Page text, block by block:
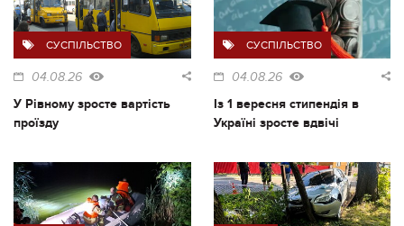
СУСПІЛЬСТВО
04.08.26
У Рівному зросте вартість
проїзду
СУСПІЛЬСТВО
04.08.26
Із 1 вересня стипендія в
Україні зросте вдвічі